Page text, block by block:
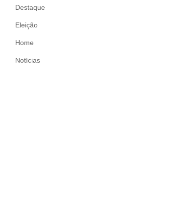
Destaque
Eleição
Home
Notícias